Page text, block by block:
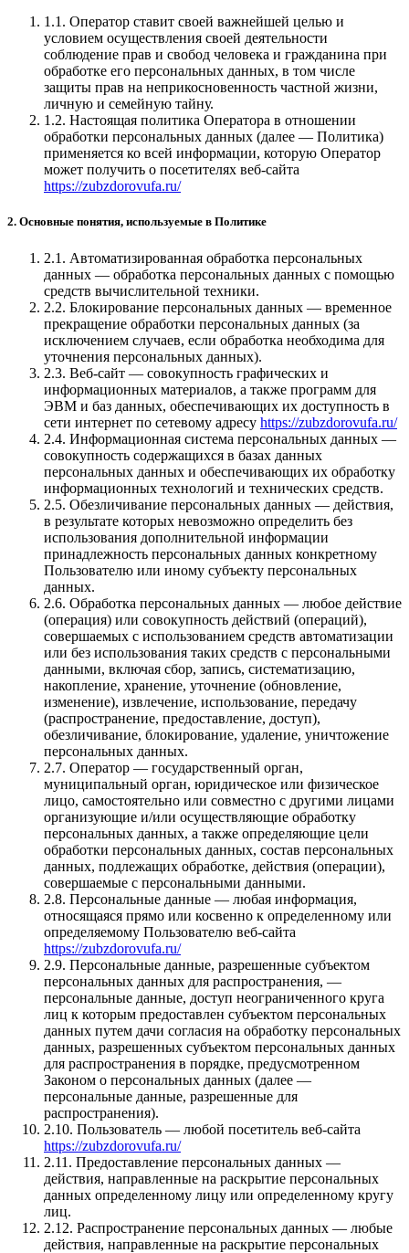
1.1. Оператор ставит своей важнейшей целью и
условием осуществления своей деятельности
соблюдение прав и свобод человека и гражданина при
обработке его персональных данных, в том числе
защиты прав на неприкосновенность частной жизни,
личную и семейную тайну.
1.2. Настоящая политика Оператора в отношении
обработки персональных данных (далее — Политика)
применяется ко всей информации, которую Оператор
может получить о посетителях веб-сайта
https://zubzdorovufa.ru/
2. Основные понятия, используемые в Политике
2.1. Автоматизированная обработка персональных
данных — обработка персональных данных с помощью
средств вычислительной техники.
2.2. Блокирование персональных данных — временное
прекращение обработки персональных данных (за
исключением случаев, если обработка необходима для
уточнения персональных данных).
2.3. Веб-сайт — совокупность графических и
информационных материалов, а также программ для
ЭВМ и баз данных, обеспечивающих их доступность в
сети интернет по сетевому адресу https://zubzdorovufa.ru/
2.4. Информационная система персональных данных —
совокупность содержащихся в базах данных
персональных данных и обеспечивающих их обработку
информационных технологий и технических средств.
2.5. Обезличивание персональных данных — действия,
в результате которых невозможно определить без
использования дополнительной информации
принадлежность персональных данных конкретному
Пользователю или иному субъекту персональных
данных.
2.6. Обработка персональных данных — любое действие
(операция) или совокупность действий (операций),
совершаемых с использованием средств автоматизации
или без использования таких средств с персональными
данными, включая сбор, запись, систематизацию,
накопление, хранение, уточнение (обновление,
изменение), извлечение, использование, передачу
(распространение, предоставление, доступ),
обезличивание, блокирование, удаление, уничтожение
персональных данных.
2.7. Оператор — государственный орган,
муниципальный орган, юридическое или физическое
лицо, самостоятельно или совместно с другими лицами
организующие и/или осуществляющие обработку
персональных данных, а также определяющие цели
обработки персональных данных, состав персональных
данных, подлежащих обработке, действия (операции),
совершаемые с персональными данными.
2.8. Персональные данные — любая информация,
относящаяся прямо или косвенно к определенному или
определяемому Пользователю веб-сайта
https://zubzdorovufa.ru/
2.9. Персональные данные, разрешенные субъектом
персональных данных для распространения, —
персональные данные, доступ неограниченного круга
лиц к которым предоставлен субъектом персональных
данных путем дачи согласия на обработку персональных
данных, разрешенных субъектом персональных данных
для распространения в порядке, предусмотренном
Законом о персональных данных (далее —
персональные данные, разрешенные для
распространения).
2.10. Пользователь — любой посетитель веб-сайта
https://zubzdorovufa.ru/
2.11. Предоставление персональных данных —
действия, направленные на раскрытие персональных
данных определенному лицу или определенному кругу
лиц.
2.12. Распространение персональных данных — любые
действия, направленные на раскрытие персональных